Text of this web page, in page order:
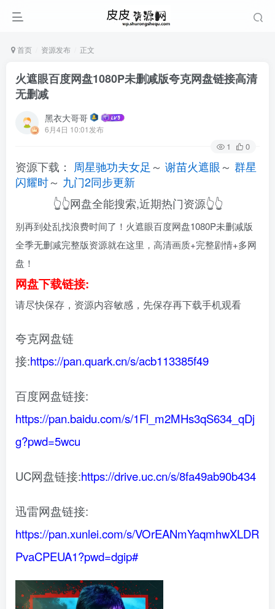
首页 资源发布 正文
火遮眼百度网盘1080P未删减版夸克网盘链接高清
无删减
黑衣大哥哥
6月4日 10:01发布
1 0
资源下载： 周星驰功夫女足 ～ 谢苗火遮眼～ 群星
闪耀时～ 九门2同步更新
👆👆网盘全能搜索,近期热门资源👆👆
别再到处乱找浪费时间了！火遮眼百度网盘1080P未删减版
全季无删减完整版资源就在这里，高清画质+完整剧情+多网
盘！
网盘下载链接:
请尽快保存，资源内容敏感，先保存再下载手机观看
夸克网盘链
接:https://pan.quark.cn/s/acb113385f49
百度网盘链接:
https://pan.baidu.com/s/1Fl_m2MHs3qS634_qDj
g?pwd=5wcu
UC网盘链接:https://drive.uc.cn/s/8fa49ab90b434
迅雷网盘链接:
https://pan.xunlei.com/s/VOrEANmYaqmhwXLDR
PvaCPEUA1?pwd=dgip#